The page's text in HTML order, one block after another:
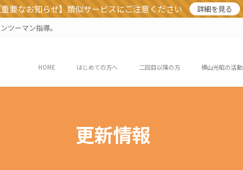
重要なお知らせ】類似サービスにご注意ください
詳細を見る
ツーマン指導。
HOME はじめての方へ 二回目以降の方 横山光昭の活動
更新情報